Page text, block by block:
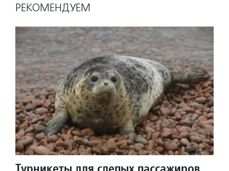
РЕКОМЕНДУЕМ